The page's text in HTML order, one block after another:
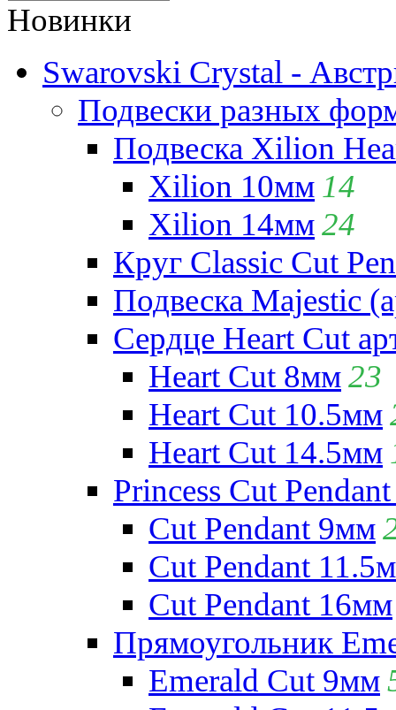
Новинки
Swarovski Crystal -
Подвески разных
Подвеска Xilion
Xilion 10мм 14
Xilion 14мм24
Круг Classic Cut
Подвеска Majestic
Сердце Heart Cut
Heart Cut 8мм23
Heart Cut 10.5мм
Heart Cut 14.5мм
Princess Cut
Cut Pendant 9мм
Cut Pendant
Cut Pendant 16мм
Прямоугольник
Emerald Cut 9мм